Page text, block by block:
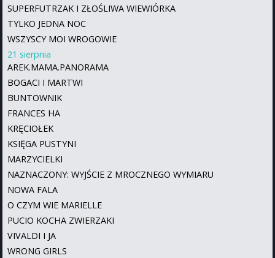
SUPERFUTRZAK I ZŁOŚLIWA WIEWIÓRKA
TYLKO JEDNA NOC
WSZYSCY MOI WROGOWIE
21 sierpnia
AREK.MAMA.PANORAMA
BOGACI I MARTWI
BUNTOWNIK
FRANCES HA
KRĘCIOŁEK
KSIĘGA PUSTYNI
MARZYCIELKI
NAZNACZONY: WYJŚCIE Z MROCZNEGO WYMIARU
NOWA FALA
O CZYM WIE MARIELLE
PUCIO KOCHA ZWIERZAKI
VIVALDI I JA
WRONG GIRLS